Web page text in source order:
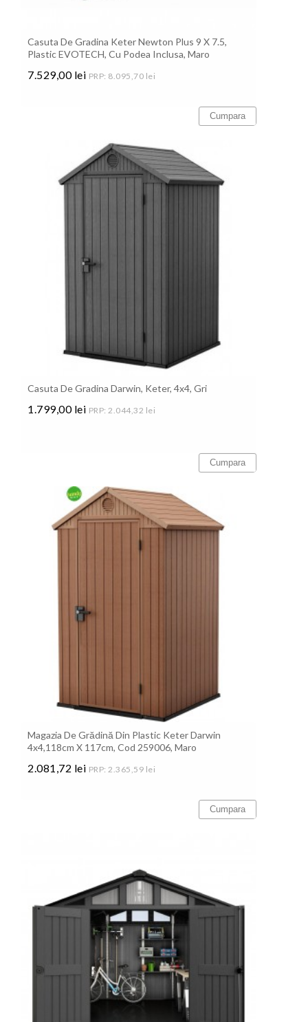
Casuta De Gradina Keter Newton Plus 9 X 7.5,
Plastic EVOTECH, Cu Podea Inclusa, Maro
7.529,00 lei PRP: 8.095,70 lei
Cumpara
Casuta De Gradina Darwin, Keter, 4x4, Gri
1.799,00 lei PRP: 2.044,32 lei
Cumpara
Magazia De Grădină Din Plastic Keter Darwin
4x4,118cm X 117cm, Cod 259006, Maro
2.081,72 lei PRP: 2.365,59 lei
Cumpara